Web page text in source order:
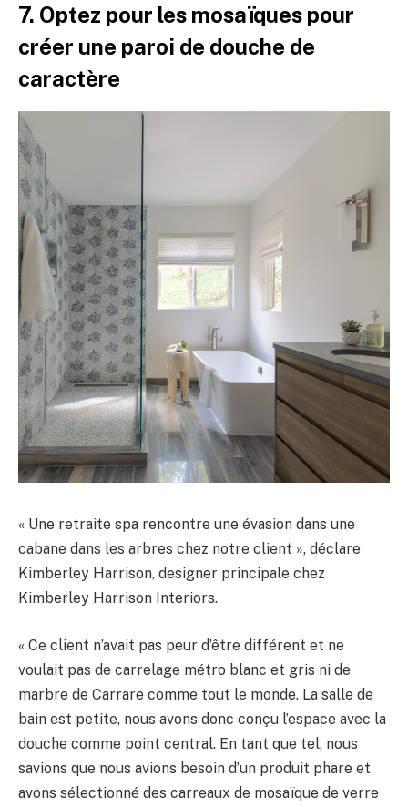
7. Optez pour les mosaïques pour
créer une paroi de douche de
caractère
« Une retraite spa rencontre une évasion dans une
cabane dans les arbres chez notre client », déclare
Kimberley Harrison, designer principale chez
Kimberley Harrison Interiors.
« Ce client n’avait pas peur d’être différent et ne
voulait pas de carrelage métro blanc et gris ni de
marbre de Carrare comme tout le monde. La salle de
bain est petite, nous avons donc conçu l’espace avec la
douche comme point central. En tant que tel, nous
savions que nous avions besoin d’un produit phare et
avons sélectionné des carreaux de mosaïque de verre